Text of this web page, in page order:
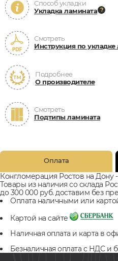
Способ укладки
Укладка ламината
Смотреть
Инструкция по
Подробнее
О производителе
Смотреть
Подтипы ламината
Оплата
Конгломерация Ростов на Дону
Товары из наличия со склада
до 300 000 руб. доставим без
Оплата наличными или
Картой на сайте
Наличная оплата и карта в
Безналичная оплата с НДС и